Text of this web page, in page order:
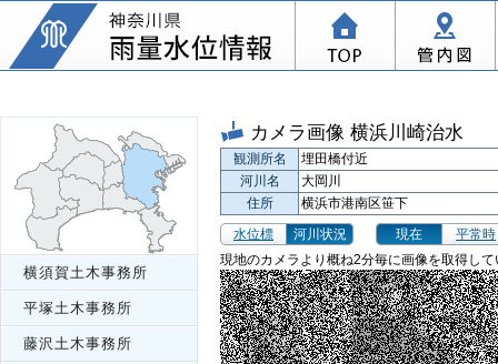
横須賀土木事務所
平塚土木事務所
藤沢土木事務所
カメラ画像 横浜川崎治水
観測所名
埋田橋付近
河川名
大岡川
住所
横浜市港南区笹下
水位標
河川状況 現在
平常時
現地のカメラより概ね2分毎に画像を取得し